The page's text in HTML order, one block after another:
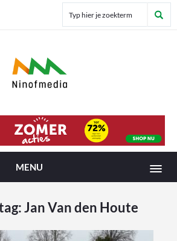
MENU
Jan Van den Houte